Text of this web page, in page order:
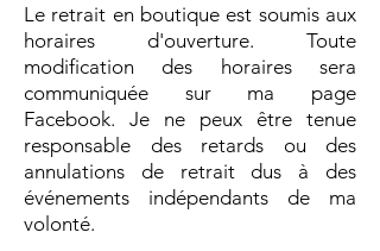
Le retrait en boutique est soumis aux
horaires d'ouverture. Toute
modification des horaires sera
communiquée sur ma page
Facebook. Je ne peux être tenue
responsable des retards ou des
annulations de retrait dus à des
événements indépendants de ma
volonté.​